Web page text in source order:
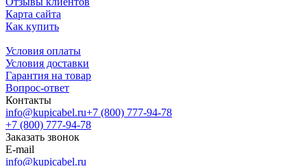
Карта сайта
Как купить
Условия оплаты
Условия доставки
Гарантия на товар
Вопрос-ответ
Контакты
info@kupicabel.ru+7 (800) 777-94-78
+7 (800) 777-94-78
Заказать звонок
E-mail
info@kupicabel.ru